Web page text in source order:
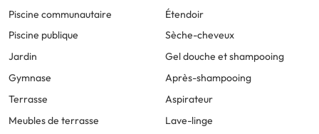
Un parking souterrain privé est inclus, ainsi que du
stationnement gratuit dans la rue. Le bâtiment est
tous les visiteurs. La résidence sécurisée assure calme et
sérénité.
Piscine communautaire
Piscine publique
Jardin
Gymnase
Terrasse
Meubles de terrasse
Étendoir
Sèche-cheveux
Gel douche et shampooing
Après-shampooing
Aspirateur
Lave-linge